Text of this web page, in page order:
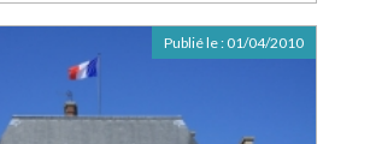
Publié le : 01/04/2010